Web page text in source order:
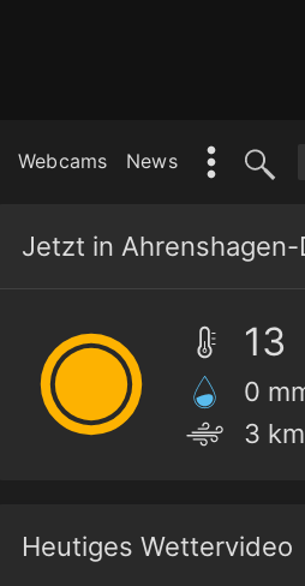
Webcams News
Samstag
15. Aug. 16. Aug. 17.
13
0
3
Heutiges Wettervideo